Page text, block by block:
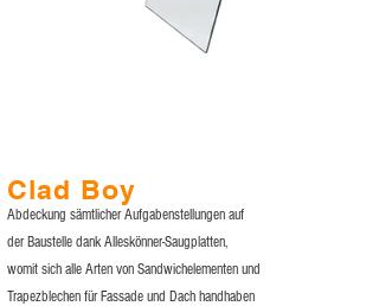
Clad Boy
Abdeckung sämtlicher Aufgabenstellungen auf
der Baustelle dank Alleskönner-Saugplatten,
womit sich alle Arten von Sandwichelementen und
Trapezblechen für Fassade und Dach handhaben